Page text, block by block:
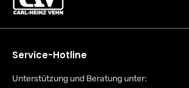
Service-Hotline
Unterstützung und Beratung unter: